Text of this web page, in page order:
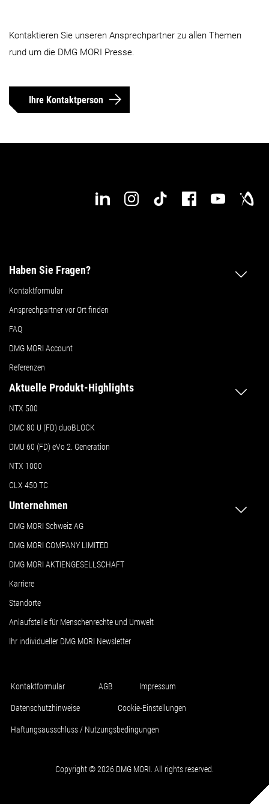
Kontaktieren Sie unseren Ansprechpartner zu allen Themen
rund um die DMG MORI Presse.
Ihre Kontaktperson
Haben Sie Fragen?
Kontaktformular
Ansprechpartner vor Ort finden
FAQ
DMG MORI Account
Referenzen
Aktuelle Produkt-Highlights
NTX 500
DMC 80 U (FD) duoBLOCK
DMU 60 (FD) eVo 2. Generation
NTX 1000
CLX 450 TC
Unternehmen
DMG MORI Schweiz AG
DMG MORI COMPANY LIMITED
DMG MORI AKTIENGESELLSCHAFT
Karriere
Standorte
Anlaufstelle für Menschenrechte und Umwelt
Ihr individueller DMG MORI Newsletter
Kontaktformular AGB Impressum
Datenschutzhinweise Cookie-Einstellungen
Haftungsausschluss / Nutzungsbedingungen
Copyright © 2026 DMG MORI. All rights reserved.